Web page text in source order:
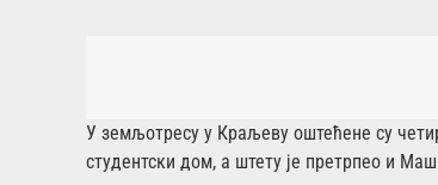
У земљотресу у Краљеву оштећене су
студентски дом, а штету је претрпео и